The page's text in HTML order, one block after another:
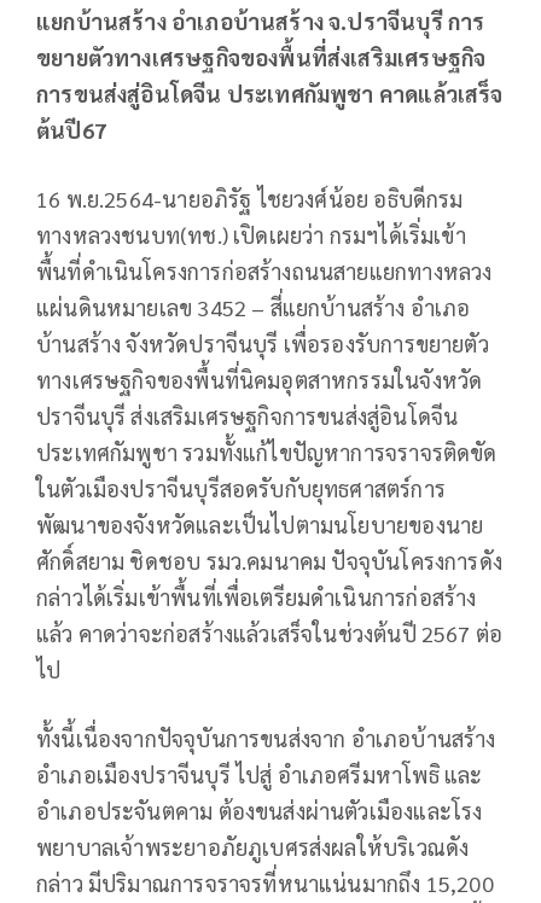
แยกบ้านสร้าง อำเภอบ้านสร้าง จ.ปราจีนบุรี การ
ขยายตัวทางเศรษฐกิจของพื้นที่ส่งเสริมเศรษฐกิจ
การขนส่งสู่อินโดจีน ประเทศกัมพูชา คาดแล้วเสร็จ
ต้นปี67
16 พ.ย.2564-นายอภิรัฐ ไชยวงศ์น้อย อธิบดีกรม
ทางหลวงชนบท(ทช.) เปิดเผยว่า กรมฯได้เริ่มเข้า
พื้นที่ดำเนินโครงการก่อสร้างถนนสายแยกทางหลวง
แผ่นดินหมายเลข 3452 – สี่แยกบ้านสร้าง อำเภอ
บ้านสร้าง จังหวัดปราจีนบุรี เพื่อรองรับการขยายตัว
ทางเศรษฐกิจของพื้นที่นิคมอุตสาหกรรมในจังหวัด
ปราจีนบุรี ส่งเสริมเศรษฐกิจการขนส่งสู่อินโดจีน
ประเทศกัมพูชา รวมทั้งแก้ไขปัญหาการจราจรติดขัด
ในตัวเมืองปราจีนบุรีสอดรับกับยุทธศาสตร์การ
พัฒนาของจังหวัดและเป็นไปตามนโยบายของนาย
ศักดิ์สยาม ชิดชอบ รมว.คมนาคม ปัจจุบันโครงการดัง
กล่าวได้เริ่มเข้าพื้นที่เพื่อเตรียมดำเนินการก่อสร้าง
แล้ว คาดว่าจะก่อสร้างแล้วเสร็จในช่วงต้นปี 2567 ต่อ
ไป
ทั้งนี้เนื่องจากปัจจุบันการขนส่งจาก อำเภอบ้านสร้าง
อำเภอเมืองปราจีนบุรี ไปสู่ อำเภอศรีมหาโพธิ และ
อำเภอประจันตคาม ต้องขนส่งผ่านตัวเมืองและโรง
พยาบาลเจ้าพระยาอภัยภูเบศรส่งผลให้บริเวณดัง
กล่าว มีปริมาณการจราจรที่หนาแน่นมากถึง 15,200